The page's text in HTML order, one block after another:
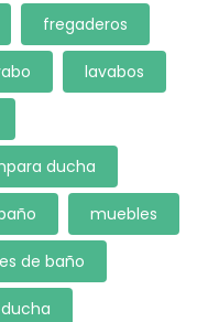
fregaderos
lavabos
ducha
muebles
de baño